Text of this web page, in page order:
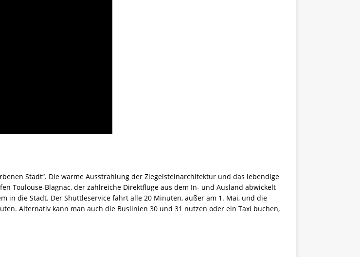
Stadt“. Die warme Ausstrahlung der Ziegelsteinarchitektur und das lebendige
Toulouse-Blagnac, der zahlreiche Direktflüge aus dem In- und Ausland abwickelt
in die Stadt. Der Shuttleservice fährt alle 20 Minuten, außer am 1. Mai, und die
Alternativ kann man auch die Buslinien 30 und 31 nutzen oder ein Taxi buchen,